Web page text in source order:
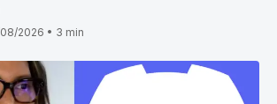
2026 • 3 min